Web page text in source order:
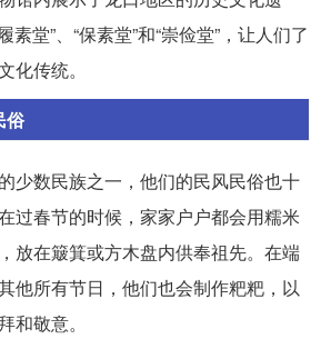
素堂”、“保素堂”和“崇俭堂”，让人们了
化传统。
俗
少数民族之一，他们的民风民俗也十
过春节的时候，家家户户都会用糯米
放在簸箕或方木盘内供奉祖先。在端
他所有节日，他们也会制作粑粑，以
和敬意。